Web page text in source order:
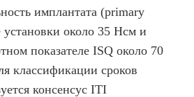
имплантата (primary
около 35 Нсм и
показателе ISQ около 70
классификации сроков
консенсус ITI